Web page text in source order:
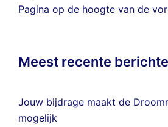
Pagina op de hoogte van de
Meest recente
Jouw bijdrage maakt de
mogelijk